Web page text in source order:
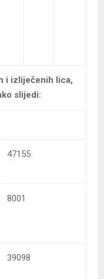
i izliječenih lica,
slijedi:
47155
8001
39098